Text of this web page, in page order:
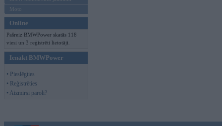
Moto
Online
Pašreiz BMWPower skatās 118
viesi un 3 reģistrēti lietotāji.
Ienākt BMWPower
• Pieslēgties
• Reģistrēties
• Aizmirsi paroli?